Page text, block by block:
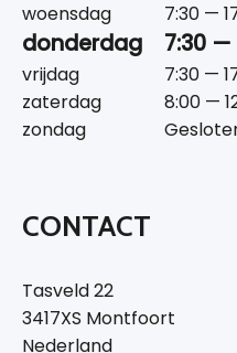
woensdag
7:30 —
donderdag 7:30 —
vrijdag
7:30 —
zaterdag
8:00 —
zondag
CONTACT
Tasveld 22
3417XS Montfoort
Nederland